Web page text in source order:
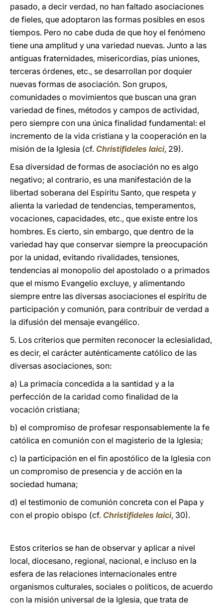
pasado, a decir verdad, no han faltado asociaciones
de fieles, que adoptaron las formas posibles en esos
tiempos. Pero no cabe duda de que hoy el fenómeno
tiene una amplitud y una variedad nuevas. Junto a las
antiguas fraternidades, misericordias, pías uniones,
terceras órdenes, etc., se desarrollan por doquier
nuevas formas de asociación. Son grupos,
comunidades o movimientos que buscan una gran
variedad de fines, métodos y campos de actividad,
pero siempre con una única finalidad fundamental: el
incremento de la vida cristiana y la cooperación en la
misión de la Iglesia (cf. Christifideles laici, 29).
Esa diversidad de formas de asociación no es algo
negativo; al contrario, es una manifestación de la
libertad soberana del Espíritu Santo, que respeta y
alienta la variedad de tendencias, temperamentos,
vocaciones, capacidades, etc., que existe entre los
hombres. Es cierto, sin embargo, que dentro de la
variedad hay que conservar siempre la preocupación
por la unidad, evitando rivalidades, tensiones,
tendencias al monopolio del apostolado o a primados
que el mismo Evangelio excluye, y alimentando
siempre entre las diversas asociaciones el espíritu de
participación y comunión, para contribuir de verdad a
la difusión del mensaje evangélico.
5. Los criterios que permiten reconocer la eclesialidad,
es decir, el carácter auténticamente católico de las
diversas asociaciones, son:
a) La primacía concedida a la santidad y a la
perfección de la caridad como finalidad de la
vocación cristiana;
b) el compromiso de profesar responsablemente la fe
católica en comunión con el magisterio de la Iglesia;
c) la participación en el fin apostólico de la Iglesia con
un compromiso de presencia y de acción en la
sociedad humana;
d) el testimonio de comunión concreta con el Papa y
con el propio obispo (cf. Christifideles laici, 30).
Estos criterios se han de observar y aplicar a nivel
local, diocesano, regional, nacional, e incluso en la
esfera de las relaciones internacionales entre
organismos culturales, sociales o políticos, de acuerdo
con la misión universal de la Iglesia, que trata de